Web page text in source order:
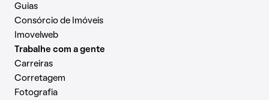
Guias
Consórcio de Imóveis
Imovelweb
Trabalhe com a gente
Carreiras
Corretagem
Fotografia